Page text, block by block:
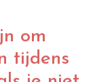
om
tijdens